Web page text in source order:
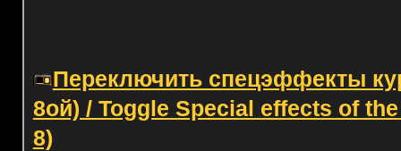
Переключить спецэффекты
8ой) / Toggle Special effects of
8)